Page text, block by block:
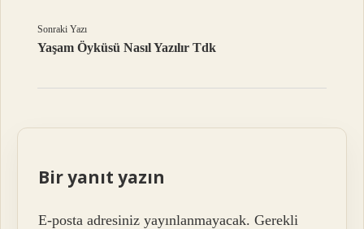
Sonraki Yazı
Yaşam Öyküsü Nasıl Yazılır Tdk
Bir yanıt yazın
E-posta adresiniz yayınlanmayacak. Gerekli